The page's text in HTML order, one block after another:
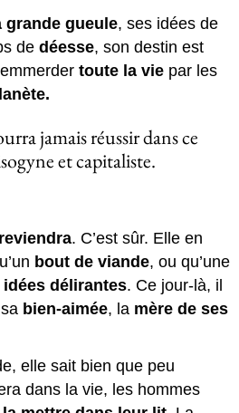
grande gueule, ses idées de
de déesse, son destin est
toute la vie par les
jamais réussir dans ce
et capitaliste.
. C’est sûr. Elle en
bout de viande, ou qu’une
idées délirantes. Ce jour-là, il
bien-aimée, la mère de ses
elle sait bien que peu
dans la vie, les hommes